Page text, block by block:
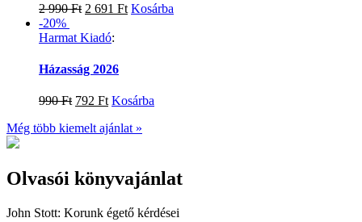
2 990Ft 2 691 Ft Kosárba
-20%
Harmat Kiadó:
Házasság 2026
990Ft 792 Ft Kosárba
Még több kiemelt ajánlat »
Olvasói könyvajánlat
John Stott: Korunk égető kérdései